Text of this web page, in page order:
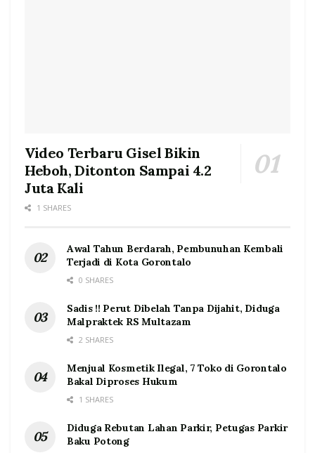
Video Terbaru Gisel Bikin
Heboh, Ditonton Sampai 4.2
Juta Kali
1 SHARES
Awal Tahun Berdarah, Pembunuhan Kembali
Terjadi di Kota Gorontalo
0 SHARES
Sadis !! Perut Dibelah Tanpa Dijahit, Diduga
Malpraktek RS Multazam
2 SHARES
Menjual Kosmetik Ilegal, 7 Toko di Gorontalo
Bakal Diproses Hukum
1 SHARES
Diduga Rebutan Lahan Parkir, Petugas Parkir
Baku Potong